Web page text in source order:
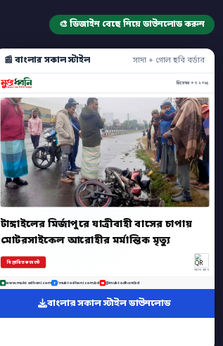
🎨 ডিজাইন বেছে নিয়ে ডাউনলোড করুন
📰 বাংলার সকাল স্টাইল সাদা + গোল ছবি বর্ডার
ডিসেম্বর ৩০, ২০২৫
টাঙ্গাইলের মির্জাপুরে যাত্রীবাহী বাসের চাপায়
মোটরসাইকেল আরোহীর মর্মান্তিক মৃত্যু
বিস্তারিত কমেন্টে
অ্যাপ স্ক্যান
www.muktodhoni.com /muktodhoni.com.bd @muktodhonibd
বাংলার সকাল স্টাইল ডাউনলোড